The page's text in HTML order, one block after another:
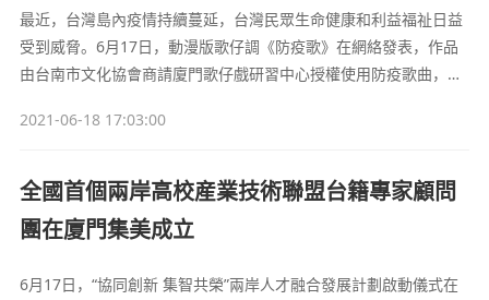
最近，台灣島內疫情持續蔓延，台灣民眾生命健康和利益福祉日益
受到威脅。6月17日，動漫版歌仔調《防疫歌》在網絡發表，作品
由台南市文化協會商請廈門歌仔戲研習中心授權使用防疫歌曲，安
2021-06-18 17:03:00
全國首個兩岸高校産業技術聯盟台籍專家顧問
團在廈門集美成立
6月17日，“協同創新 集智共榮”兩岸人才融合發展計劃啟動儀式在